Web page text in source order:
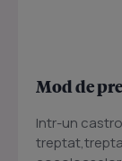
Mod de
Intr-un